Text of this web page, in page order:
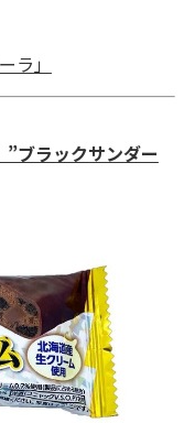
ラ」
ブラックサンダー